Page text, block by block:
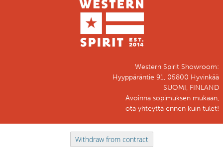
Western Spirit Showroom:
Hyyppäräntie 91, 05800 Hyvinkää
SUOMI, FINLAND
Avoinna sopimuksen mukaan,
ota yhteyttä ennen kuin tulet!
Withdraw from contract